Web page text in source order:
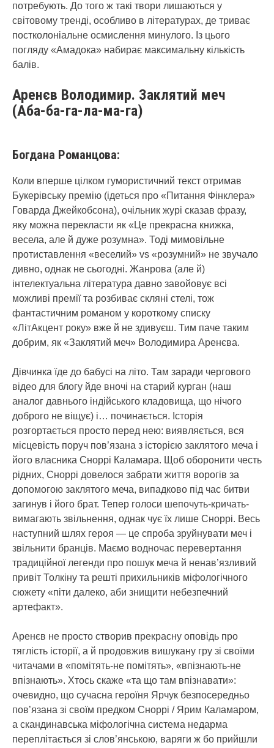
потребують. До того ж такі твори лишаються у
світовому тренді, особливо в літературах, де триває
постколоніальне осмислення минулого. Із цього
погляду «Амадока» набирає максимальну кількість
балів.
Аренєв Володимир. Заклятий меч
(Аба-ба-га-ла-ма-га)
Богдана Романцова:
Коли вперше цілком гумористичний текст отримав
Букерівську премію (ідеться про «Питання Фінклера»
Говарда Джейкобсона), очільник журі сказав фразу,
яку можна перекласти як «Це прекрасна книжка,
весела, але й дуже розумна». Тоді мимовільне
протиставлення «веселий» vs «розумний» не звучало
дивно, однак не сьогодні. Жанрова (але й)
інтелектуальна література давно завойовує всі
можливі премії та розбиває скляні стелі, тож
фантастичним романом у короткому списку
«ЛітАкцент року» вже й не здивуєш. Тим паче таким
добрим, як «Заклятий меч» Володимира Аренєва.
Дівчинка їде до бабусі на літо. Там заради чергового
відео для блогу йде вночі на старий курган (наш
аналог давнього індійського кладовища, що нічого
доброго не віщує) і… починається. Історія
розгортається просто перед нею: виявляється, вся
місцевість поруч пов’язана з історією заклятого меча і
його власника Сноррі Каламара. Щоб оборонити честь
рідних, Сноррі довелося забрати життя ворогів за
допомогою заклятого меча, випадково під час битви
загинув і його брат. Тепер голоси шепочуть-кричать-
вимагають звільнення, однак чує їх лише Сноррі. Весь
наступний шлях героя — це спроба зруйнувати меч і
звільнити бранців. Маємо водночас перевертання
традиційної легенди про пошук меча й ненав’язливий
привіт Толкіну та решті прихильників міфологічного
сюжету «піти далеко, аби знищити небезпечний
артефакт».
Аренєв не просто створив прекрасну оповідь про
тяглість історії, а й продовжив вишукану гру зі своїми
читачами в «помітять-не помітять», «впізнають-не
впізнають». Хтось скаже «та що там впізнавати»:
очевидно, що сучасна героїня Ярчук безпосередньо
пов’язана зі своїм предком Сноррі / Ярим Каламаром,
а скандинавська міфологічна система недарма
переплітається зі слов’янською, варяги ж бо прийшли